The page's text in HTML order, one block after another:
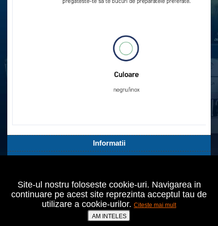
Informatii
Contul tău
Bucuresti,Sect.2,Agricultori nr.18
021 642 70 24
prodomo@cumperiieftin.ro
Site-ul nostru foloseste cookie-uri. Navigarea in
continuare pe acest site reprezinta acceptul tau de
utilizare a cookie-urilor. Citeste mai mult
AM INTELES